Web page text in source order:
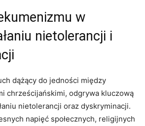
w
nietolerancji i
dążący do jedności między
chrześcijańskimi, odgrywa kluczową⁣
nietolerancji oraz dyskryminacji.
napięć społecznych, ⁢religijnych